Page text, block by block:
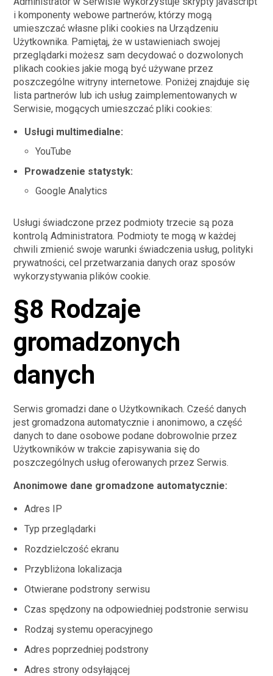
i komponenty webowe partnerów, którzy mogą
umieszczać własne pliki cookies na Urządzeniu
Użytkownika. Pamiętaj, że w ustawieniach swojej
przeglądarki możesz sam decydować o dozwolonych
plikach cookies jakie mogą być używane przez
poszczególne witryny internetowe. Poniżej znajduje się
lista partnerów lub ich usług zaimplementowanych w
Serwisie, mogących umieszczać pliki cookies:
Usługi multimedialne:
YouTube
Prowadzenie statystyk:
Google Analytics
Usługi świadczone przez podmioty trzecie są poza
kontrolą Administratora. Podmioty te mogą w każdej
chwili zmienić swoje warunki świadczenia usług, polityki
prywatności, cel przetwarzania danych oraz sposów
wykorzystywania plików cookie.
§8 Rodzaje
gromadzonych
danych
Serwis gromadzi dane o Użytkownikach. Cześć danych
jest gromadzona automatycznie i anonimowo, a część
danych to dane osobowe podane dobrowolnie przez
Użytkowników w trakcie zapisywania się do
poszczególnych usług oferowanych przez Serwis.
Anonimowe dane gromadzone automatycznie:
Adres IP
Typ przeglądarki
Rozdzielczość ekranu
Przybliżona lokalizacja
Otwierane podstrony serwisu
Czas spędzony na odpowiedniej podstronie serwisu
Rodzaj systemu operacyjnego
Adres poprzedniej podstrony
Adres strony odsyłającej